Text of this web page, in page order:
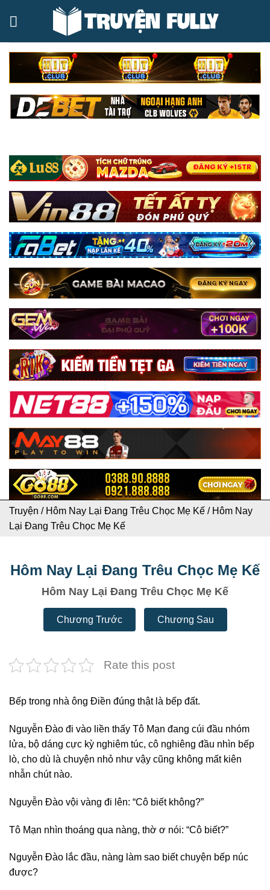
Truyện / Hôm Nay Lại Đang Trêu Chọc Mẹ Kế / Hôm Nay
Lại Đang Trêu Chọc Mẹ Kế
Hôm Nay Lại Đang Trêu Chọc Mẹ Kế
Hôm Nay Lại Đang Trêu Chọc Mẹ Kế
Chương Trước Chương Sau
Rate this post
Bếp trong nhà ông Điền đúng thật là bếp đất.
Nguyễn Đào đi vào liền thấy Tô Mạn đang cúi đầu nhóm
lửa, bộ dáng cực kỳ nghiêm túc, cô nghiêng đầu nhìn bếp
lò, cho dù là chuyện nhỏ như vậy cũng không mất kiên
nhẫn chút nào.
Nguyễn Đào vội vàng đi lên: “Cô biết không?”
Tô Mạn nhìn thoáng qua nàng, thờ ơ nói: “Cô biết?”
Nguyễn Đào lắc đầu, nàng làm sao biết chuyện bếp núc
được?